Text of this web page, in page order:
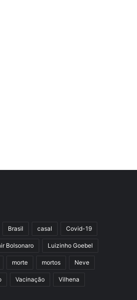
Brasil casal Covid-19
Bolsonaro Luizinho Goebel
morte mortos Neve
Vacinação Vilhena